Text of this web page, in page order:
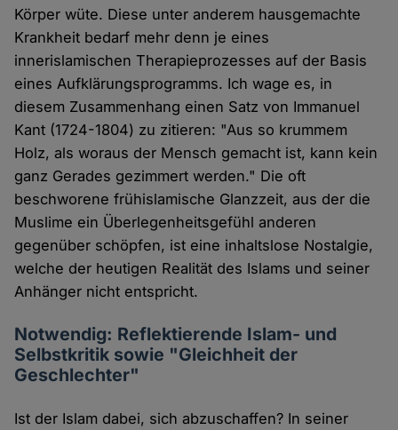
Körper wüte. Diese unter anderem hausgemachte
Krankheit bedarf mehr denn je eines
innerislamischen Therapieprozesses auf der Basis
eines Aufklärungsprogramms. Ich wage es, in
diesem Zusammenhang einen Satz von Immanuel
Kant (1724-1804) zu zitieren: "Aus so krummem
Holz, als woraus der Mensch gemacht ist, kann kein
ganz Gerades gezimmert werden." Die oft
beschworene frühislamische Glanzzeit, aus der die
Muslime ein Überlegenheitsgefühl anderen
gegenüber schöpfen, ist eine inhaltslose Nostalgie,
welche der heutigen Realität des Islams und seiner
Anhänger nicht entspricht.
Notwendig: Reflektierende Islam- und
Selbstkritik sowie "Gleichheit der
Geschlechter"
Ist der Islam dabei, sich abzuschaffen? In seiner